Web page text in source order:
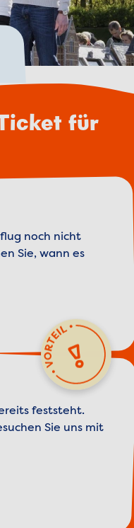
für
noch nicht
Sie, wann es
feststeht.
Sie uns mit